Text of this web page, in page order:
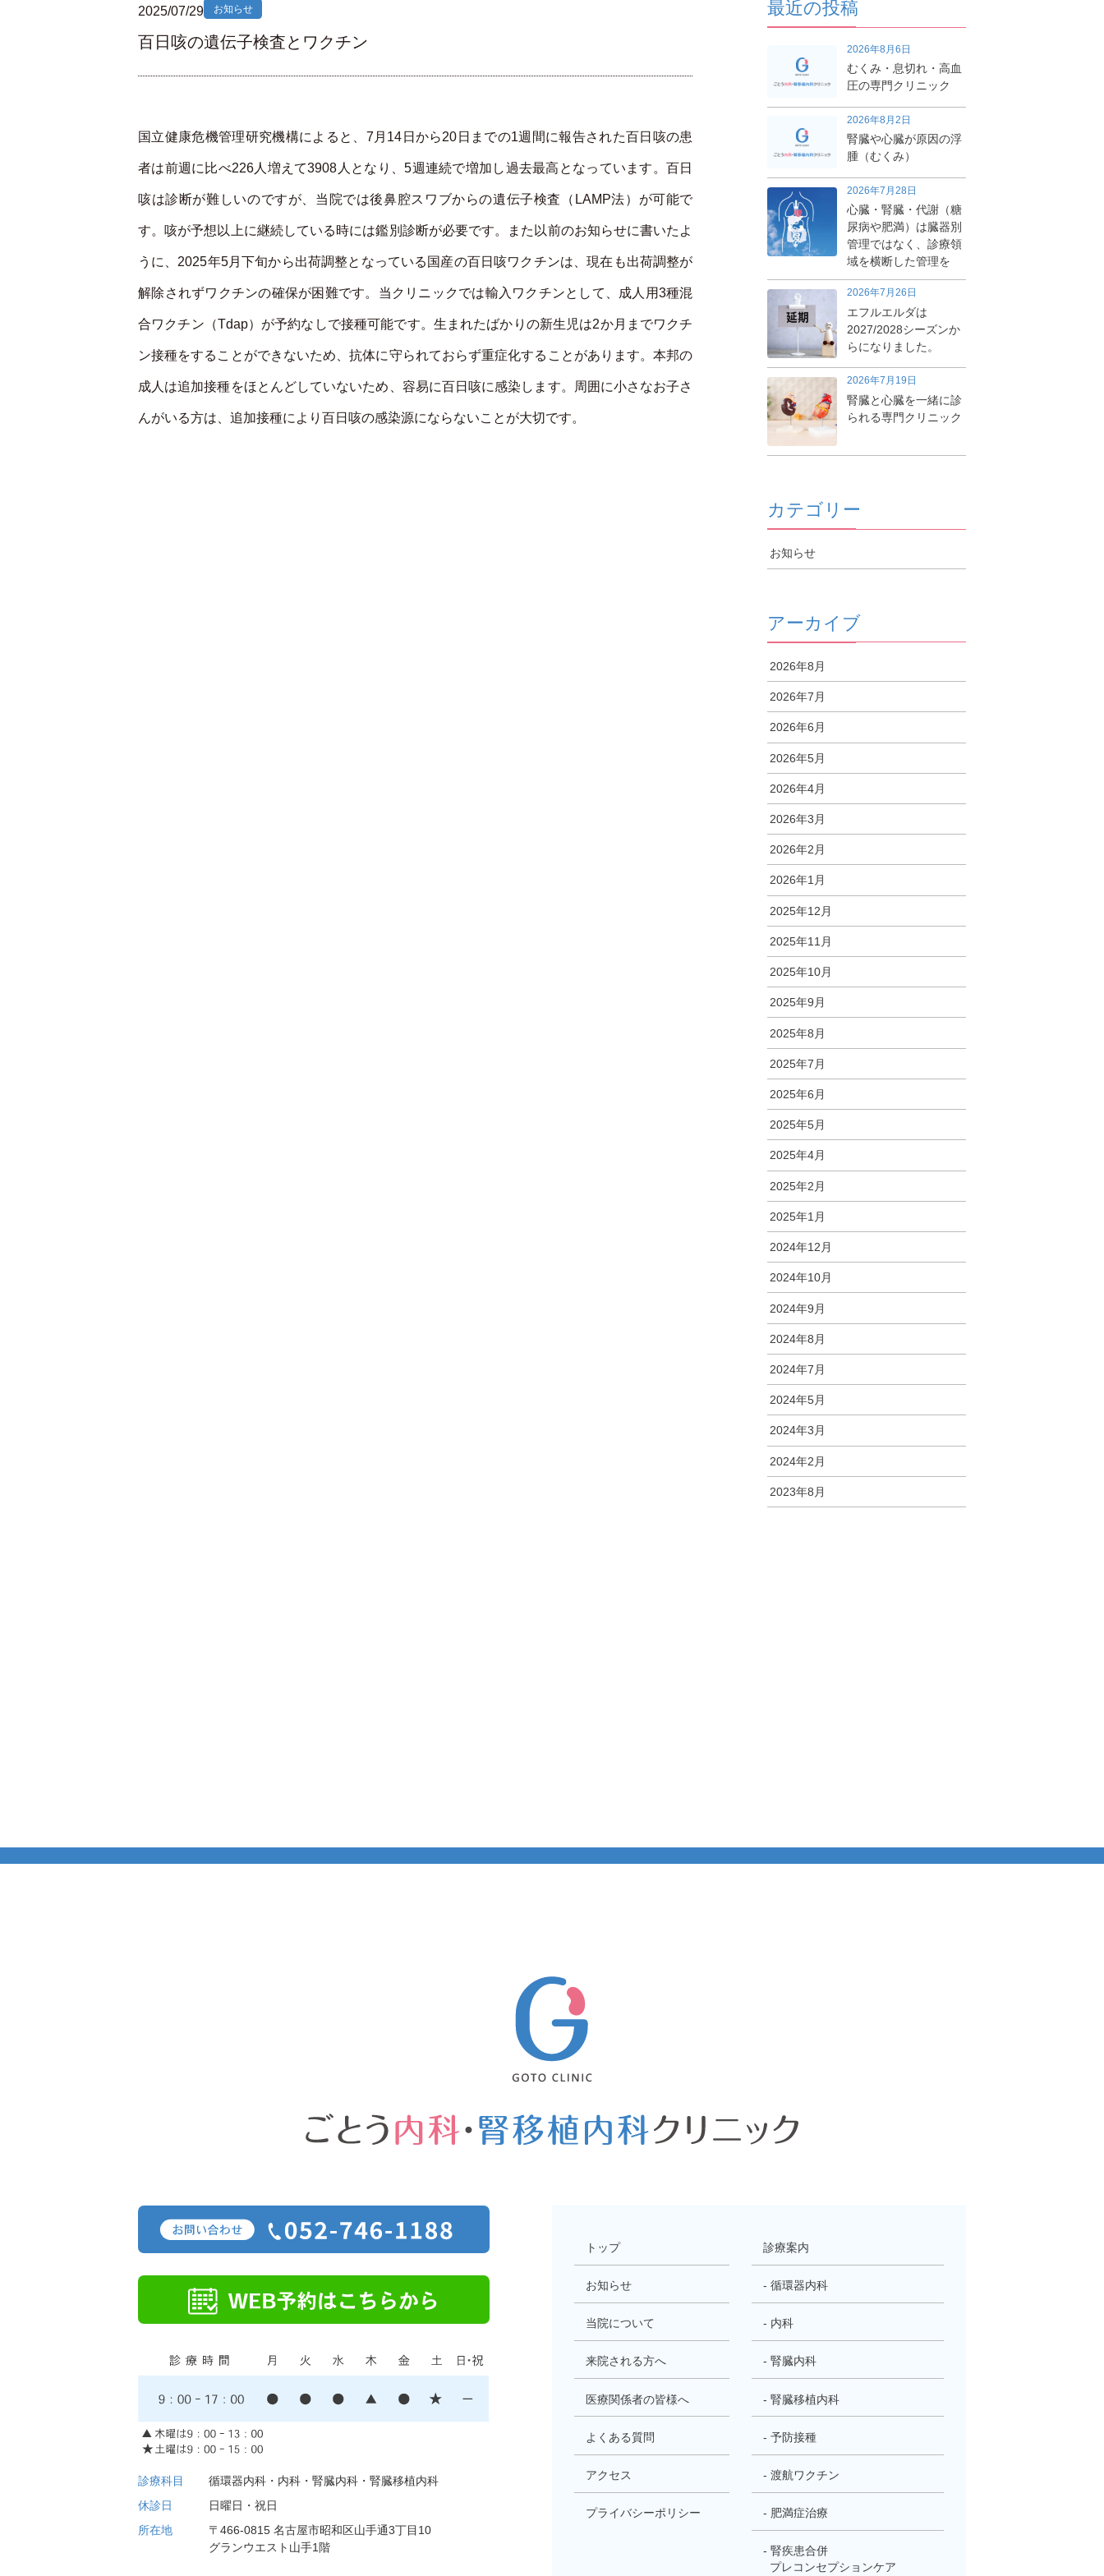
2025/07/29 お知らせ
百日咳の遺伝子検査とワクチン
国立健康危機管理研究機構によると、7月14日から20日までの1週間に報告された百日咳の患
者は前週に比べ226人増えて3908人となり、5週連続で増加し過去最高となっています。百日
咳は診断が難しいのですが、当院では後鼻腔スワブからの遺伝子検査（LAMP法）が可能で
す。咳が予想以上に継続している時には鑑別診断が必要です。また以前のお知らせに書いたよ
うに、2025年5月下旬から出荷調整となっている国産の百日咳ワクチンは、現在も出荷調整が
解除されずワクチンの確保が困難です。当クリニックでは輸入ワクチンとして、成人用3種混
合ワクチン（Tdap）が予約なしで接種可能です。生まれたばかりの新生児は2か月までワクチ
ン接種をすることができないため、抗体に守られておらず重症化することがあります。本邦の
成人は追加接種をほとんどしていないため、容易に百日咳に感染します。周囲に小さなお子さ
んがいる方は、追加接種により百日咳の感染源にならないことが大切です。
最近の投稿
むくみ・息切れ・高血
圧の専門クリニック
2026年8月6日
腎臓や心臓が原因の浮
腫（むくみ）
2026年8月2日
心臓・腎臓・代謝（糖
尿病や肥満）は臓器別
管理ではなく、診療領
域を横断した管理を
2026年7月28日
エフルエルダは
2027/2028シーズンか
らになりました。
2026年7月26日
腎臓と心臓を一緒に診
られる専門クリニック
2026年7月19日
カテゴリー
お知らせ
アーカイブ
2026年8月
2026年7月
2026年6月
2026年5月
2026年4月
2026年3月
2026年2月
2026年1月
2025年12月
2025年11月
2025年10月
2025年9月
2025年8月
2025年7月
2025年6月
2025年5月
2025年4月
2025年2月
2025年1月
2024年12月
2024年10月
2024年9月
2024年8月
2024年7月
2024年5月
2024年3月
2024年2月
2023年8月
診療科目 循環器内科・内科・ 腎臓内科・腎臓移植内科
休診日
日曜日・祝日
所在地
〒466-0815 名古屋市昭和区山手通3丁目10
グランウエスト山手1階
トップ
お知らせ
当院について
来院される方へ
医療関係者の皆様へ
よくある質問
アクセス
プライバシーポリシー
診療案内
- 循環器内科
- 内科
- 腎臓内科
- 腎臓移植内科
- 予防接種
- 渡航ワクチン
- 肥満症治療
- 腎疾患合併
プレコンセプションケア